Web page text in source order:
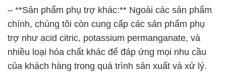
– **Sản phẩm phụ trợ khác:** Ngoài các sản phẩm
chính, chúng tôi còn cung cấp các sản phẩm phụ
trợ như acid citric, potassium permanganate, và
nhiều loại hóa chất khác để đáp ứng mọi nhu cầu
của khách hàng trong quá trình sản xuất và xử lý.